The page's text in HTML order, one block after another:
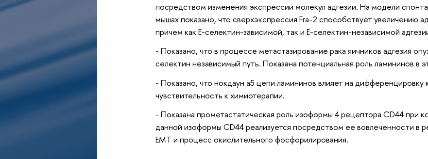
посредством изменения экспрессии молекул адгезии. На модели
мышах показано, что сверхэкспрессия Fra-2 способствует увеличению
причем как Е-селектин-зависимой, так и Е-селектин-независимой
- Показано, что в процессе метастазирование рака яичников адгезия
селектин независимый путь. Показана потенциальная роль ламининов в
- Показано, что нокдаун a5 цепи ламининов влияет на дифференцировку
чувствительность к химиотерапии.
- Показана прометастатическая роль изоформы 4 рецептора CD44 при
данной изоформы CD44 реализуется посредством ее вовлеченности в
ЕМТ и процесс окислительного фосфорилирования.